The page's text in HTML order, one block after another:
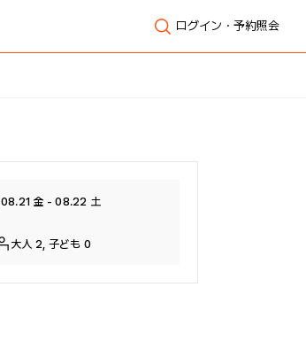
ログイン・予約照会
08.21 金 - 08.22 土
大人 2, 子ども 0